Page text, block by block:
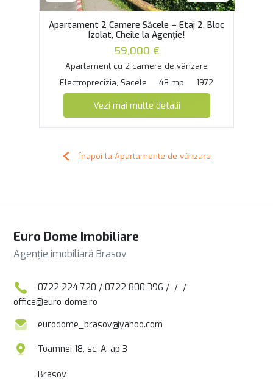
Apartament 2 Camere Săcele – Etaj 2, Bloc
Izolat, Cheile la Agenție!
59,000 €
Apartament cu 2 camere de vânzare
Electroprecizia, Sacele
48 mp 1972
Vezi mai multe detalii
Înapoi la Apartamente de vânzare
Euro Dome Imobiliare
Agenție imobiliară Brasov
0722 224 720 / 0722 800 396 / / /
office@euro-dome.ro
eurodome_brasov@yahoo.com
Toamnei 18, sc. A, ap 3
Brasov